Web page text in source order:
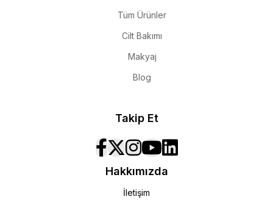
Temel Cilt Bakımı Aşamaları
Güneş kremi (gündüz)
Bu sıralama, Kore cilt bakımı rutinlerinin de temelini oluşturur.
Tüm Ürünler
Cilt Bakımı
Makyaj
Blog
Takip Et
Hakkımızda
İletişim